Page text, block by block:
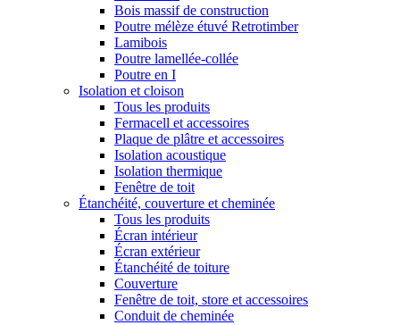
Bois massif de construction
Poutre mélèze étuvé Retrotimber
Lamibois
Poutre lamellée-collée
Poutre en I
Isolation et cloison
Tous les produits
Fermacell et accessoires
Plaque de plâtre et accessoires
Isolation acoustique
Isolation thermique
Fenêtre de toit
Étanchéité, couverture et cheminée
Tous les produits
Écran intérieur
Écran extérieur
Étanchéité de toiture
Couverture
Fenêtre de toit, store et accessoires
Conduit de cheminée